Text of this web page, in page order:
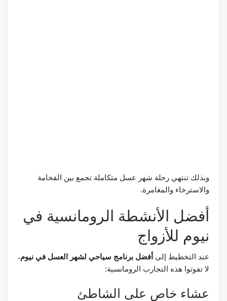
وبذلك تنتهي رحلة شهر عسل متكاملة تجمع بين الفخامة
والاسترخاء والمغامرة.
أفضل الأنشطة الرومانسية في
نيوم للأزواج
عند التخطيط إلى أفضل برنامج سياحي لشهر العسل في نيوم،
لا تفوتوا هذه التجارب الرومانسية:
عشاء خاص على الشاطئ